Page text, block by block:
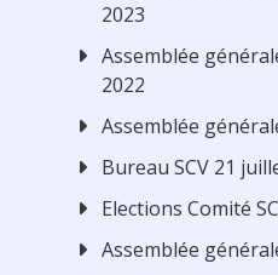
2023
Assemblée
2022
Assemblée
Bureau SCV 21
Elections Comité
Assemblée